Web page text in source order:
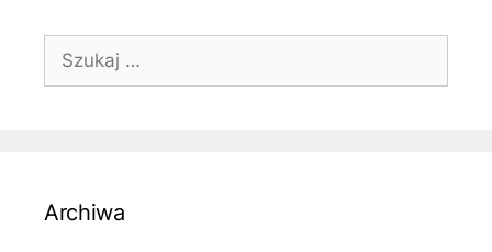
Szukaj:
Archiwa